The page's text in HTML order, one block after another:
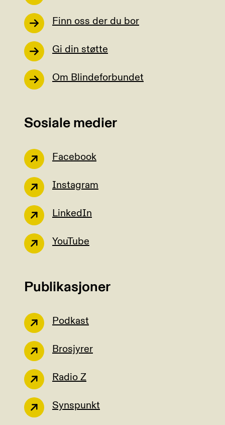
Finn oss der du bor
Gi din støtte
Om Blindeforbundet
Sosiale medier
Facebook
Instagram
LinkedIn
YouTube
Publikasjoner
Podkast
Brosjyrer
Radio Z
Synspunkt